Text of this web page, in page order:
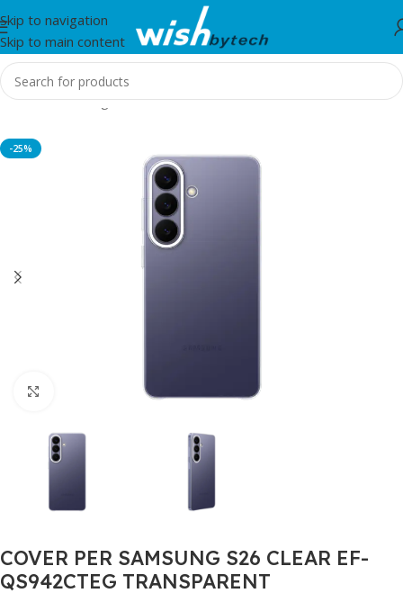
Skip to navigation
Skip to main content
Home/Samsung
-25%
Click to enlarge
COVER PER SAMSUNG S26 CLEAR EF-
QS942CTEG TRANSPARENT